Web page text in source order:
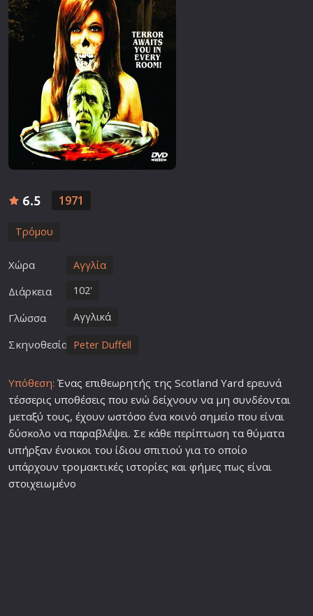
6.5 1971
Τρόμου
Χώρα Αγγλία
Διάρκεια 102'
Γλώσσα Αγγλικά
Σκηνοθεσία Peter Duffell
Υπόθεση: Ένας επιθεωρητής της Scotland Yard ερευνά
τέσσερις υποθέσεις που ενώ δείχνουν να μη συνδέονται
μεταξύ τους, έχουν ωστόσο ένα κοινό σημείο που είναι
δύσκολο να παραβλέψει. Σε κάθε περίπτωση τα θύματα
υπήρξαν ένοικοι του ίδιου σπιτιού για το οποίο
υπάρχουν τρομακτικές ιστορίες και φήμες πως είναι
στοιχειωμένο